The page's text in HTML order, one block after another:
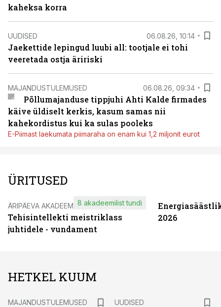
kaheksa korra
UUDISED 06.08.26, 10:14
Jaekettide lepingud luubi all: tootjale ei tohi
veeretada ostja äririski
MAJANDUSTULEMUSED 06.08.26, 09:34
Põllumajanduse tippjuhi Ahti Kalde firmades
käive üldiselt kerkis, kasum samas nii
kahekordistus kui ka sulas pooleks
E-Piimast laekumata piimaraha on enam kui 1,2 miljonit eurot
ÜRITUSED
ÄRIPÄEVA AKADEEMIA
Tehisintellekti meistriklass
juhtidele - vundament
8 akadeemilist tundi
2026
HETKEL KUUM
MAJANDUSTULEMUSED
UUDISED